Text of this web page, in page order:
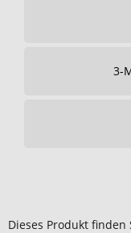
3-
Dieses Produkt